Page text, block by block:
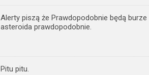
Alerty piszą że Prawdopodobnie będą
asteroida prawdopodobnie.
Pitu pitu.